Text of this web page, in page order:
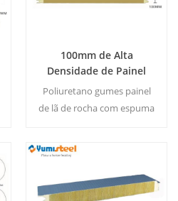
100mm de Alta
Densidade de Painel
Sandwich de lã de rocha
com PU nas Bordas para
Poliuretano gumes painel
de lã de rocha com espuma
reconhecido como o
melhor internacional de
construção resistência ao
fogo e isolamento da placa.
Informação